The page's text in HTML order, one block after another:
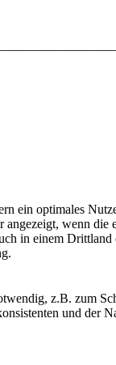
ein optimales
wenn die
in einem Drittland
z.B. zum
und der